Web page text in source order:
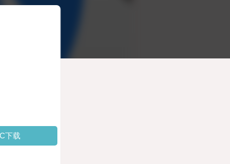
下载